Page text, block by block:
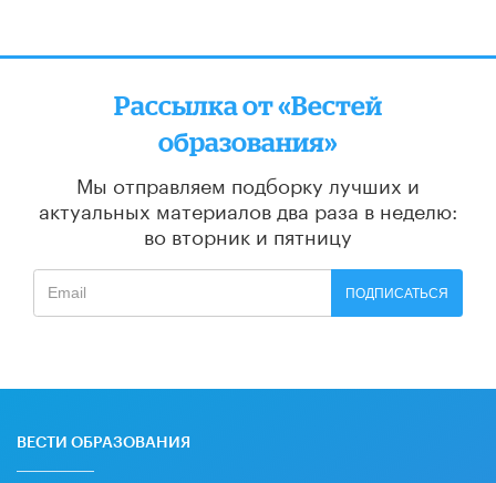
Рассылка от «Вестей
образования»
Мы отправляем подборку лучших и
актуальных материалов два раза в неделю:
во вторник и пятницу
ПОДПИСАТЬСЯ
ВЕСТИ ОБРАЗОВАНИЯ